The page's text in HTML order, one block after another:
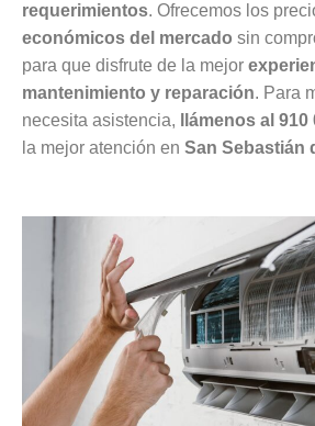
requerimientos. Ofrecemos los
económicos del mercado sin
para que disfrute de la mejor
mantenimiento y reparación. Para
necesita asistencia,
llámenos al 910
la mejor atención en San Sebastián